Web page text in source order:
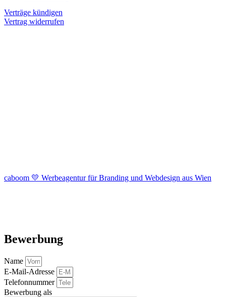
Verträge kündigen
Vertrag widerrufen
caboom 💛 Werbeagentur für Branding und Webdesign aus Wien
Bewerbung
Name
E-Mail-Adresse
Telefonnummer
Bewerbung als